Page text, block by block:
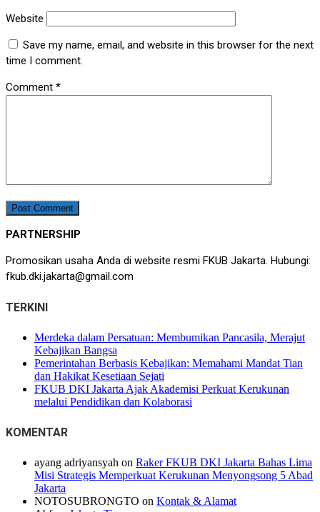
Website
Save my name, email, and website in this browser for the next
time I comment.
Comment *
PARTNERSHIP
Promosikan usaha Anda di website resmi FKUB Jakarta. Hubungi:
fkub.dki.jakarta@gmail.com
TERKINI
Merdeka dalam Persatuan: Membumikan Pancasila, Merajut
Kebajikan Bangsa
Pemerintahan Berbasis Kebajikan: Memahami Mandat Tian
dan Hakikat Kesetiaan Sejati
FKUB DKI Jakarta Ajak Akademisi Perkuat Kerukunan
melalui Pendidikan dan Kolaborasi
KOMENTAR
ayang adriyansyah on Raker FKUB DKI Jakarta Bahas Lima
Misi Strategis Memperkuat Kerukunan Menyongsong 5 Abad
Jakarta
NOTOSUBRONGTO on Kontak & Alamat